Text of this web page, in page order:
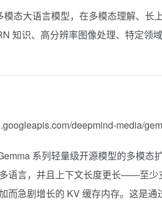
态大语言模型，在多模态理解、
知识、高分辨率图像处理、特定领
deepmind-media/
系列轻量级开源模型的多模态
语言，并且上下文长度更长——至
而急剧增长的 KV 缓存内存。这是